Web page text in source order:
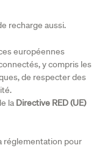
recharge aussi.
européennes
y compris les
de respecter des
la Directive RED (UE)
réglementation pour